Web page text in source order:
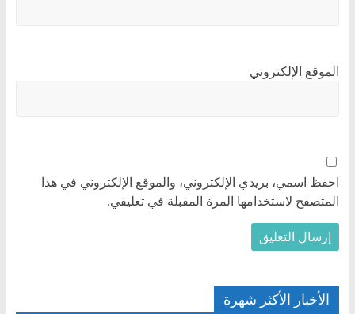
الموقع الإلكتروني
احفظ اسمي، بريدي الإلكتروني، والموقع الإلكتروني في هذا
المتصفح لاستخدامها المرة المقبلة في تعليقي.
الأخبار الأكثر شهرة